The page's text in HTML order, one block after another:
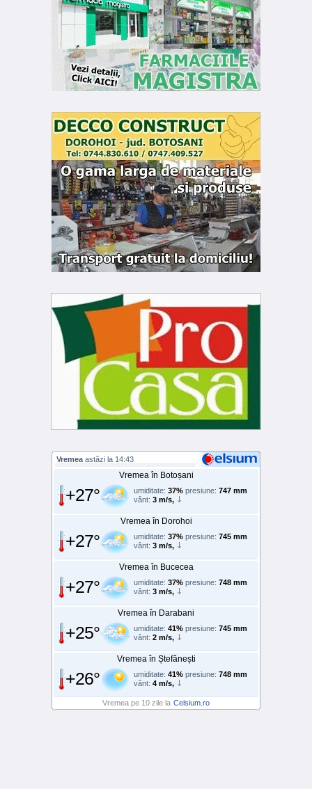
Vremea astăzi la 14:43
Vremea în Botoșani
+27° umiditate: 37% presiune: 747 mm
vânt: 3 m/s,
Vremea în Dorohoi
+27° umiditate: 37% presiune: 745 mm
vânt: 3 m/s,
Vremea în Bucecea
+27° umiditate: 37% presiune: 748 mm
vânt: 3 m/s,
Vremea în Darabani
+25° umiditate: 41% presiune: 745 mm
vânt: 2 m/s,
Vremea în Ștefănești
+26° umiditate: 41% presiune: 748 mm
vânt: 4 m/s,
Vremea pe 10 zile la Celsium.ro